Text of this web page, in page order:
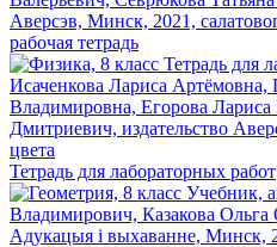
рабочая тетрадь
Тетрадь для лабораторных работ